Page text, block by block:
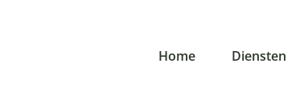
Home Diensten